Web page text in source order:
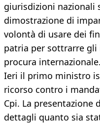
giurisdizioni nazionali
dimostrazione di
volontà di usare dei
patria per sottrarre gli
procura internazionale.
Ieri il primo ministro
ricorso contro i
Cpi. La presentazione
dettagli quanto sia